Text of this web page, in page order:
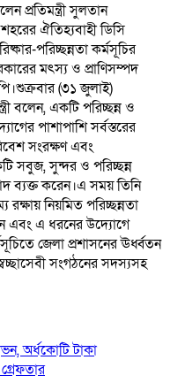
প্রতিমন্ত্রী সুলতান
ঐতিহ্যবাহী ডিসি
পরিচ্ছন্নতা কর্মসূচির
মৎস্য ও প্রাণিসম্পদ
(৩১ জুলাই)
বলেন, একটি পরিচ্ছন্ন ও
পাশাপাশি সর্বস্তরের
সংরক্ষণ এবং
সবুজ, সুন্দর ও পরিচ্ছন্ন
ব্যক্ত করেন।এ সময় তিনি
নিয়মিত পরিচ্ছন্নতা
এবং এ ধরনের উদ্যোগে
জেলা প্রশাসনের ঊর্ধ্বতন
সংগঠনের সদস্যসহ